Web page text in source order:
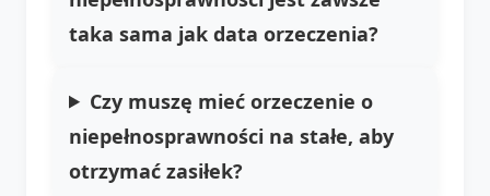
taka sama jak data orzeczenia?
Czy muszę mieć orzeczenie o
niepełnosprawności na stałe, aby
otrzymać zasiłek?